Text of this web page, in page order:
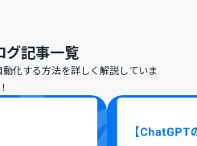
グ記事一覧
化する方法を詳しく解説していま